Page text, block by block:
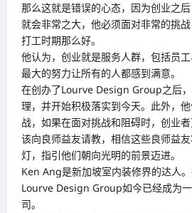
那么这就是错误的心态，因为创业之
就会非常之大，他必须面对非常的挑
打工时期那么好。
他认为，创业就是服务人群，包括员
最大的努力让所有的人都感到满意。
在创办了Lourve Design Group之后
理，并开始积极落实到今天。此外，
战，如果在面对挑战和阻碍时，创业
该向良师益友请教，相信这些良师益
灯，指引他们朝向光明的前景迈进。
Ken Ang是新加坡室内装修界的达人。
Lourve Design Group如今已经成为
司。